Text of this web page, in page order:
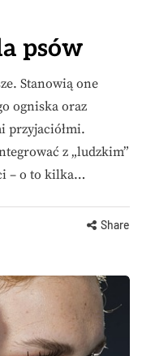
psów
Stanowią one
ogniska oraz
przyjaciółmi.
z „ludzkim”
– o to kilka…
Share